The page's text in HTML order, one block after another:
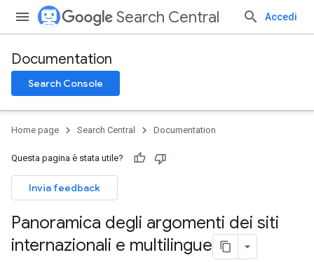
Search Central Accedi
Documentation
Search Console
Home page Search Central Documentation
Questa pagina è stata utile?
Invia feedback
Panoramica degli argomenti dei siti
internazionali e multilingue